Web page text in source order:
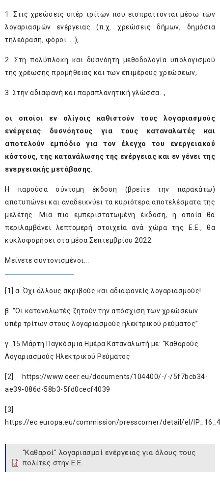
1. Στις χρεώσεις υπέρ τρίτων που εισπράττονται μέσω των
λογαριασμών ενέργειας (π.χ. χρεώσεις δήμων, δημόσια
τηλεόραση, φόροι ….),
2. Στη πολύπλοκη και δυσνόητη μεθοδολογία υπολογισμού
της χρέωσης προμήθειας και των επιμέρους χρεώσεων,
3. Στην αδιαφανή και παραπλανητική γλώσσα…,
οι οποίοι εν ολίγοις καθιστούν τους λογαριασμούς
ενέργειας δυσνόητους για τους καταναλωτές και
αποτελούν εμπόδιο για τον έλεγχο του ενεργειακού
κόστους, της κατανάλωσης της ενέργειας και εν γένει της
ενεργειακής μετάβασης.
Η παρούσα σύντομη έκδοση (βρείτε την παρακάτω)
αποτυπώνει και αναδεικνύει τα κυριότερα αποτελέσματα της
μελέτης. Μια πιο εμπεριστατωμένη έκδοση, η οποία θα
περιλαμβάνει λεπτομερή στοιχεία ανά χώρα της Ε.Ε., θα
κυκλοφορήσει στα μέσα Σεπτεμβρίου 2022.
Μείνετε συντονισμένοι...
[1] α.Όχι άλλους ακριβούς και αδιαφανείς λογαριασμούς!
β. “Οι καταναλωτές ζητούν την απόσχιση των χρεώσεων
υπέρ τρίτων στους λογαριασμούς ηλεκτρικού ρεύματος”
γ. 15 Μάρτη Παγκόσμια Ημέρα Καταναλωτή με: “Καθαρούς
Λογαριασμούς Ηλεκτρικού Ρεύματος
[2]
https://www.ceer.eu/documents/104400/-/-/5f7bcb34-
ae39-086d-58b3-5fd0cecf4039
[3]
https://ec.europa.eu/commission/presscorner/detail/el/
"Καθαροί" λογαριασμοί ενέργειας για όλους τους
πολίτες στην Ε.Ε.